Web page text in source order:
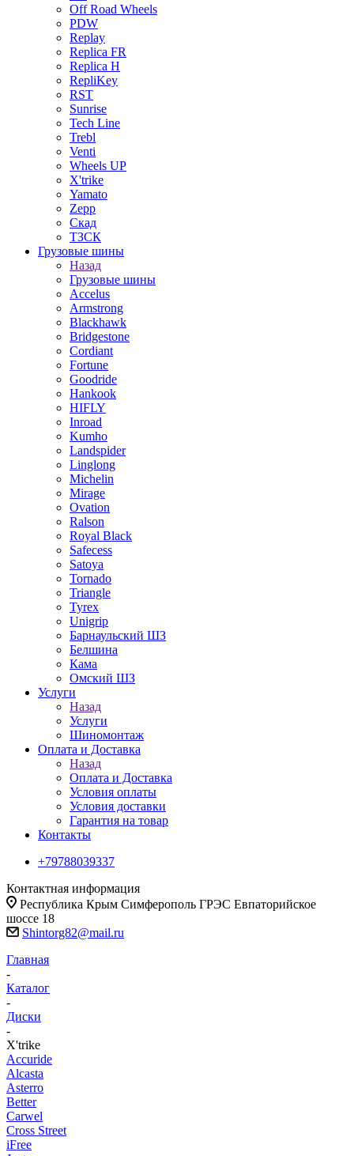
Off Road Wheels
PDW
Replay
Replica FR
Replica H
RepliKey
RST
Sunrise
Tech Line
Trebl
Venti
Wheels UP
X'trike
Yamato
Zepp
Скад
ТЗСК
Грузовые шины
Назад
Грузовые шины
Accelus
Armstrong
Blackhawk
Bridgestone
Cordiant
Fortune
Goodride
Hankook
HIFLY
Inroad
Kumho
Landspider
Linglong
Michelin
Mirage
Ovation
Ralson
Royal Black
Safecess
Satoya
Tornado
Triangle
Tyrex
Unigrip
Барнаульский ШЗ
Белшина
Кама
Омский ШЗ
Услуги
Назад
Услуги
Шиномонтаж
Оплата и Доставка
Назад
Оплата и Доставка
Условия оплаты
Условия доставки
Гарантия на товар
Контакты
+79788039337
Контактная информация
Республика Крым Симферополь ГРЭС Евпаторийское
шоссе 18
Shintorg82@mail.ru
Главная
-
Каталог
-
Диски
-
X'trike
Accuride
Alcasta
Asterro
Better
Carwel
Cross Street
iFree